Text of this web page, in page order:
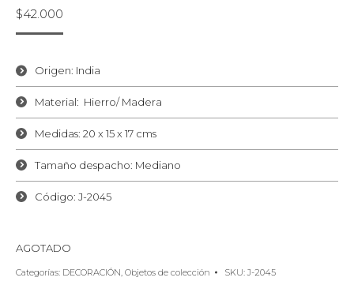
$42.000
Origen: India
Material: Hierro/ Madera
Medidas: 20 x 15 x 17 cms
Tamaño despacho: Mediano
Código: J-2045
AGOTADO
Categorías: DECORACIÓN, Objetos de colección SKU: J-2045